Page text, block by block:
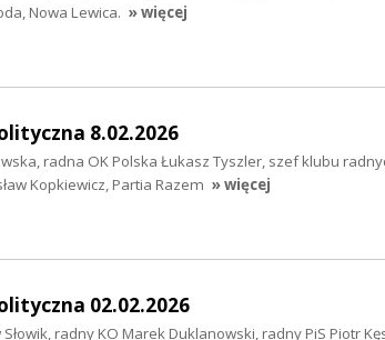
Nowa Lewica. » więcej
8.02.2026
radna OK Polska Łukasz Tyszler, szef klubu
Kopkiewicz, Partia Razem » więcej
02.02.2026
Słowik, radny KO Marek Duklanowski, radny PiS Piotr